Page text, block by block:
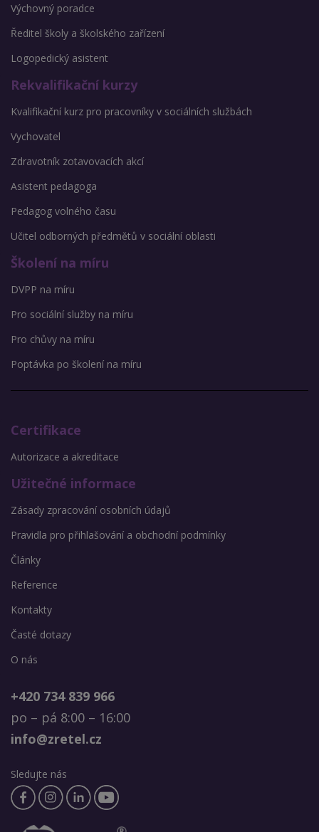
Výchovný poradce
Ředitel školy a školského zařízení
Logopedický asistent
Rekvalifikační kurzy
Kvalifikační kurz pro pracovníky v sociálních službách
Vychovatel
Zdravotník zotavovacích akcí
Asistent pedagoga
Pedagog volného času
Učitel odborných předmětů v sociální oblasti
Školení na míru
DVPP na míru
Pro sociální služby na míru
Pro chůvy na míru
Poptávka po školení na míru
Certifikace
Autorizace a akreditace
Užitečné informace
Zásady zpracování osobních údajů
Pravidla pro přihlašování a obchodní podmínky
Články
Reference
Kontakty
Časté dotazy
O nás
+420 734 839 966
po – pá 8:00 – 16:00
info@zretel.cz
Sledujte nás